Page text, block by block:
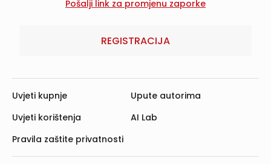
REGISTRACIJA
Uvjeti kupnje
Uvjeti korištenja
Pravila zaštite privatnosti
Upute autorima
AI Lab